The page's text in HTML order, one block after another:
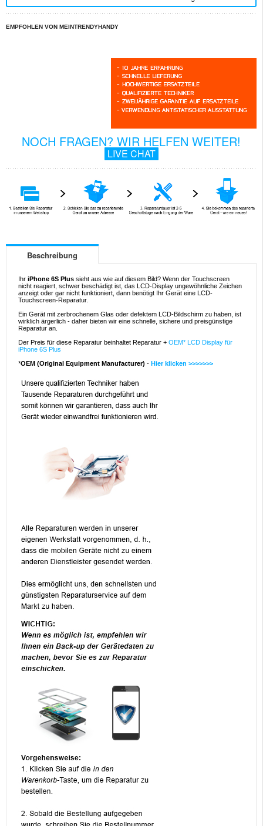
EMPFOHLEN VON MEINTRENDYHANDY
NOCH FRAGEN? WIR HELFEN WEITER!
LIVE CHAT
Beschreibung
Ihr iPhone 6S Plus sieht aus wie auf diesem Bild? Wenn der Touchscreen
nicht reagiert, schwer beschädigt ist, das LCD-Display ungewöhnliche Zeichen
anzeigt oder gar nicht funktioniert, dann benötigt Ihr Gerät eine LCD-
Touchscreen-Reparatur.
Ein Gerät mit zerbrochenem Glas oder defektem LCD-Bildschirm zu haben, ist
wirklich ärgerlich - daher bieten wir eine schnelle, sichere und preisgünstige
Reparatur an.
Der Preis für diese Reparatur beinhaltet Reparatur + OEM* LCD Display für
iPhone 6S Plus
*OEM (Original Equipment Manufacturer) - Hier klicken >>>>>>>